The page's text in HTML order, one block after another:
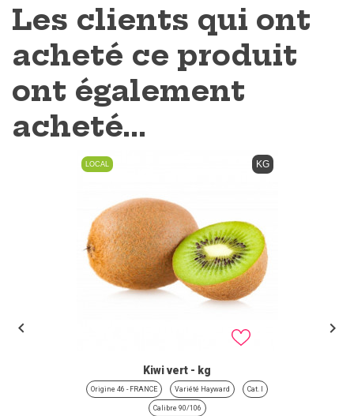
Les clients qui ont
acheté ce produit
ont également
acheté...
LOCAL KG
Kiwi vert - kg
Origine 46 - FRANCE Variété Hayward Cat. I
Calibre 90/106
 